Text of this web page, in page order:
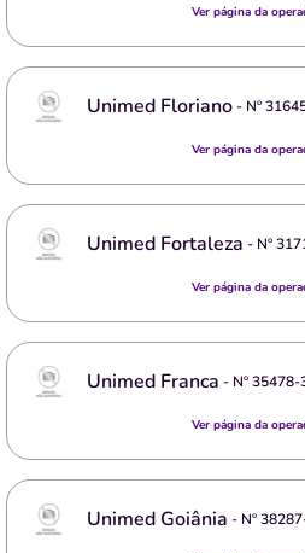
Ver página da
Unimed Floriano- Nº
Ver página da
Unimed Fortaleza - Nº
Ver página da
Unimed Franca - Nº35478-
Ver página da
Unimed Goiânia - Nº